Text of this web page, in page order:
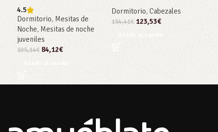
4.5
Dormitorio, Mesitas de
Noche, Mesitas de noche
juveniles
105,14€ 84,12€
Añadir al carrito
Dormitorio, Cabezales
154,41€ 123,53€
Añadir al carrito